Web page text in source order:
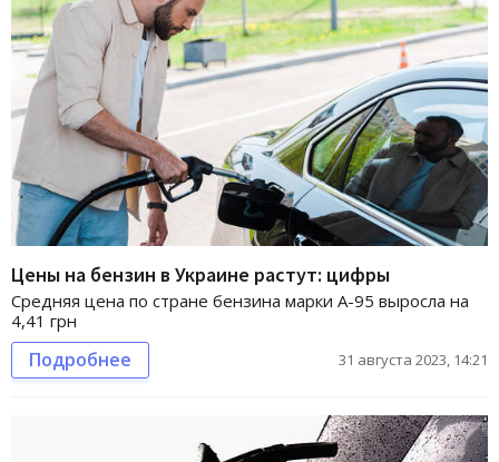
Цены на бензин в Украине растут: цифры
Cредняя цена по стране бензина марки А-95 выросла на
4,41 грн
Подробнее 31 августа 2023, 14:21